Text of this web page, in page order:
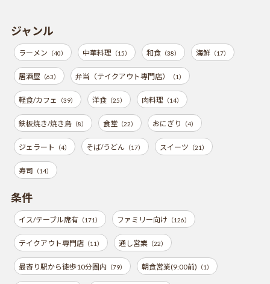
ジャンル
ラーメン （40） 中華料理 （15） 和食（38） 海鮮（17）
居酒屋 （63） 弁当（テイクアウト専門店） （1）
軽食/カフェ （39） 洋食（25） 肉料理 （14）
鉄板焼き/焼き鳥（8） 食堂（22） おにぎり （4）
ジェラート （4） そば/うどん （17） スイーツ （21）
寿司 （14）
条件
イス/テーブル席有（171） ファミリー向け （126）
テイクアウト専門店（11） 通し営業（22）
最寄り駅から徒歩10分圏内（79） 朝食営業(9:00前) （1）